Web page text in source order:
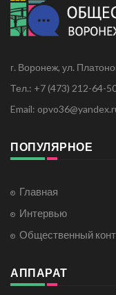
г. Воронеж, ул.
Тел.: +7 (473) 212-64-
Email:
ПОПУЛЯРНОЕ
Главная
Интервью
Общественный
АППАРАТ